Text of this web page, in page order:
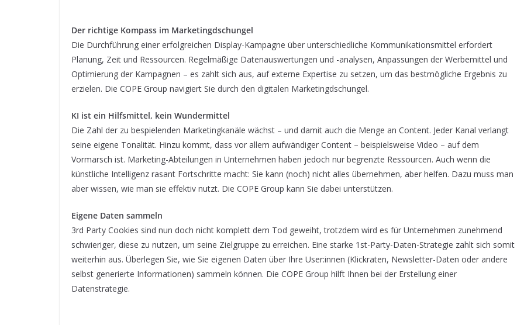
Der richtige Kompass im Marketingdschungel
Die Durchführung einer erfolgreichen Display-Kampagne über unterschiedliche Kommunikationsmittel erfordert
Planung, Zeit und Ressourcen. Regelmäßige Datenauswertungen und -analysen, Anpassungen der Werbemittel und
Optimierung der Kampagnen – es zahlt sich aus, auf externe Expertise zu setzen, um das bestmögliche Ergebnis zu
erzielen. Die COPE Group navigiert Sie durch den digitalen Marketingdschungel.
KI ist ein Hilfsmittel, kein Wundermittel
Die Zahl der zu bespielenden Marketingkanäle wächst – und damit auch die Menge an Content. Jeder Kanal verlangt
seine eigene Tonalität. Hinzu kommt, dass vor allem aufwändiger Content – beispielsweise Video – auf dem
Vormarsch ist. Marketing-Abteilungen in Unternehmen haben jedoch nur begrenzte Ressourcen. Auch wenn die
künstliche Intelligenz rasant Fortschritte macht: Sie kann (noch) nicht alles übernehmen, aber helfen. Dazu muss man
aber wissen, wie man sie effektiv nutzt. Die COPE Group kann Sie dabei unterstützen.
Eigene Daten sammeln
3rd Party Cookies sind nun doch nicht komplett dem Tod geweiht, trotzdem wird es für Unternehmen zunehmend
schwieriger, diese zu nutzen, um seine Zielgruppe zu erreichen. Eine starke 1st-Party-Daten-Strategie zahlt sich somit
weiterhin aus. Überlegen Sie, wie Sie eigenen Daten über Ihre User:innen (Klickraten, Newsletter-Daten oder andere
selbst generierte Informationen) sammeln können. Die COPE Group hilft Ihnen bei der Erstellung einer
Datenstrategie.